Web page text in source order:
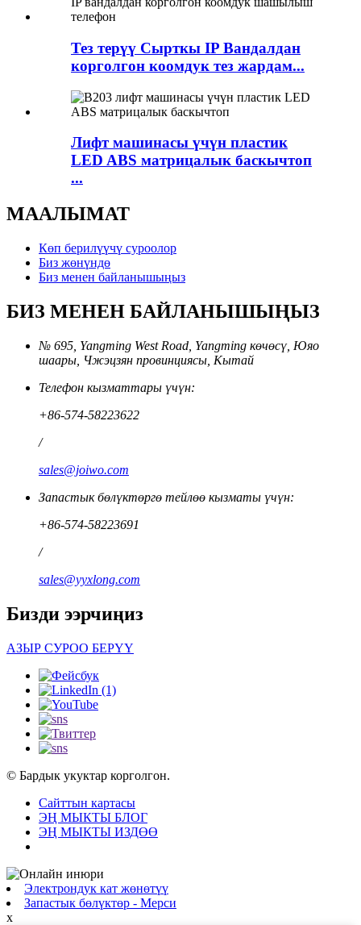
Тез терүү Сырткы IP Вандалдан
корголгон коомдук тез жардам...
Лифт машинасы үчүн пластик
LED ABS матрицалык баскычтоп
...
МААЛЫМАТ
Көп берилүүчү суроолор
Биз жөнүндө
Биз менен байланышыңыз
БИЗ МЕНЕН БАЙЛАНЫШЫҢЫЗ
№ 695, Yangming West Road, Yangming көчөсү, Юяо
шаары, Чжэцзян провинциясы, Кытай
Телефон кызматтары үчүн:
+86-574-58223622
/
sales@joiwo.com
Запастык бөлүктөргө тейлөө кызматы үчүн:
+86-574-58223691
/
sales@yyxlong.com
Бизди ээрчиңиз
АЗЫР СУРОО БЕРҮҮ
© Бардык укуктар корголгон.
Сайттын картасы
ЭҢ МЫКТЫ БЛОГ
ЭҢ МЫКТЫ ИЗДӨӨ
Электрондук кат жөнөтүү
Запастык бөлүктөр - Мерси
x